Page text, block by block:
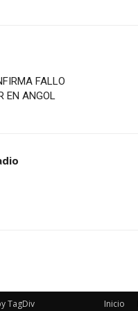
FALLO
EN ANGOL
Inicio
TagDiv